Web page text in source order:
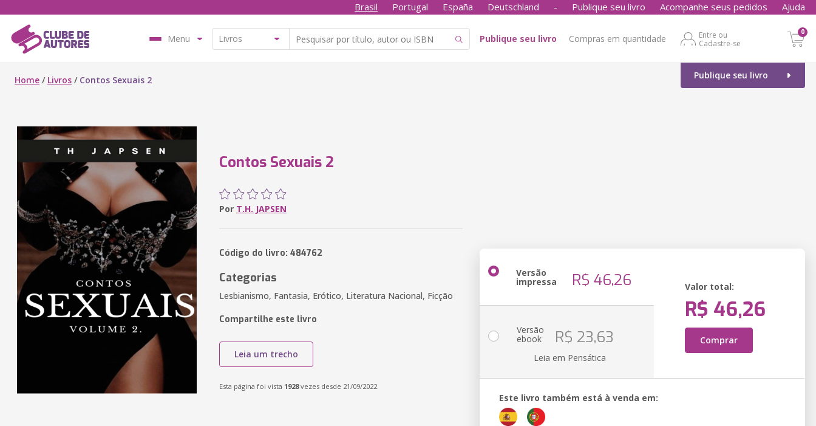
Brasil Portugal España Deutschland - Publique seu livro Acompanhe seus pedidos Ajuda
Menu Publique seu livro Compras em quantidade
Entre ou
Cadastre-se
0
Publique seu livro
Home / Livros / Contos Sexuais 2
Contos Sexuais 2
Por T.H. JAPSEN
Código do livro: 484762
Categorias
Lesbianismo, Fantasia, Erótico, Literatura Nacional, Ficção
Compartilhe este livro
Leia um trecho
Esta página foi vista 1928vezes desde 21/09/2022
Versão
impressa R$ 46,26 Valor total:
R$ 46,26
Comprar
Versão
ebook R$ 23,63
Leia em Pensática
Este livro também está à venda em: